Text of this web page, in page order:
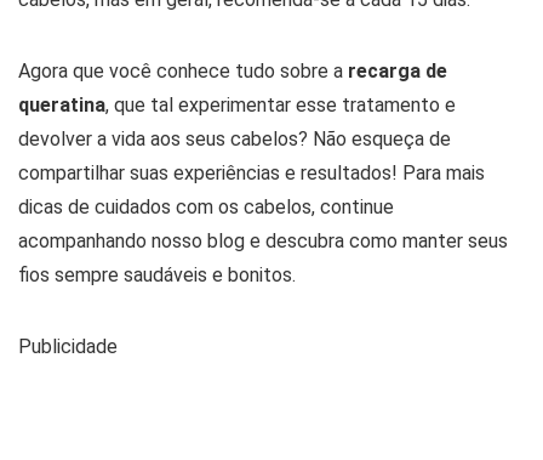
Agora que você conhece tudo sobre a recarga de
queratina, que tal experimentar esse tratamento e
devolver a vida aos seus cabelos? Não esqueça de
compartilhar suas experiências e resultados! Para mais
dicas de cuidados com os cabelos, continue
acompanhando nosso blog e descubra como manter seus
fios sempre saudáveis e bonitos.
Publicidade